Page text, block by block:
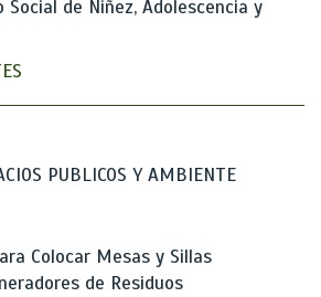
Social de Niñez, Adolescencia y
PUBLICOS Y AMBIENTE
Colocar Mesas y Sillas
de Residuos